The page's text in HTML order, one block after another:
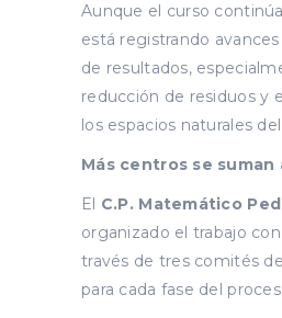
Aunque el curso
está registrando
de resultados,
reducción de residuos y
los espacios naturales
Más centros se suman
El C.P. Matemático
organizado el trabajo
través de tres comités
para cada fase del